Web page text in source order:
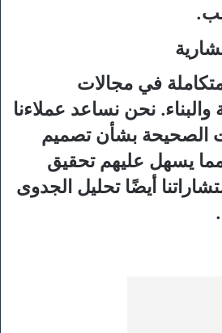
في مجالات
والبناء. نحن نساعد عملاءنا
الصحيحة بشأن تصميم
مما يسهل عليهم تحقيق
أيضًا تحليل الجدوى